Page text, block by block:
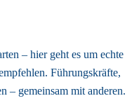
– hier geht es um echte
Führungskräfte,
– gemeinsam mit anderen.